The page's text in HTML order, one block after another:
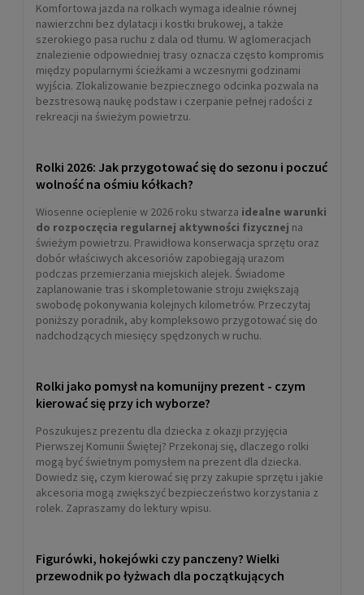
Komfortowa jazda na rolkach wymaga idealnie równej
nawierzchni bez dylatacji i kostki brukowej, a także
szerokiego pasa ruchu z dala od tłumu. W aglomeracjach
znalezienie odpowiedniej trasy oznacza często kompromis
między popularnymi ścieżkami a wczesnymi godzinami
wyjścia. Zlokalizowanie bezpiecznego odcinka pozwala na
bezstresową naukę podstaw i czerpanie pełnej radości z
rekreacji na świeżym powietrzu.
Rolki 2026: Jak przygotować się do sezonu i poczuć
wolność na ośmiu kółkach?
Wiosenne ocieplenie w 2026 roku stwarza idealne warunki
do rozpoczęcia regularnej aktywności fizycznej na
świeżym powietrzu. Prawidłowa konserwacja sprzętu oraz
dobór właściwych akcesoriów zapobiegają urazom
podczas przemierzania miejskich alejek. Świadome
zaplanowanie tras i skompletowanie stroju zwiększają
swobodę pokonywania kolejnych kilometrów. Przeczytaj
poniższy poradnik, aby kompleksowo przygotować się do
nadchodzących miesięcy spędzonych w ruchu.
Rolki jako pomysł na komunijny prezent - czym
kierować się przy ich wyborze?
Poszukujesz prezentu dla dziecka z okazji przyjęcia
Pierwszej Komunii Świętej? Przekonaj się, dlaczego rolki
mogą być świetnym pomysłem na prezent dla dziecka.
Dowiedz się, czym kierować się przy zakupie sprzętu i jakie
akcesoria mogą zwiększyć bezpieczeństwo korzystania z
rolek. Zapraszamy do lektury wpisu.
Figurówki, hokejówki czy panczeny? Wielki
przewodnik po łyżwach dla początkujących